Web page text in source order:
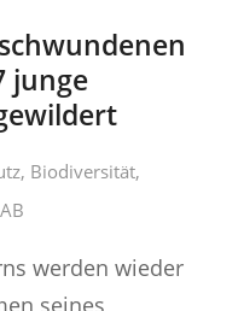
junge
, Biodiversität,
werden wieder
seines